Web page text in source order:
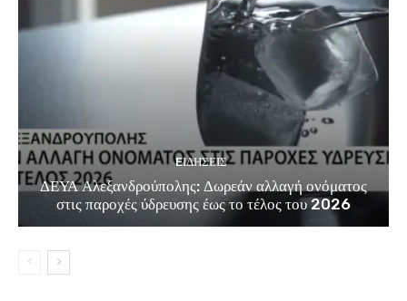
EΙΔΗΣΕΙΣ
ΔΕΥΑ Αλεξανδρούπολης: Δωρεάν αλλαγή ονόματος
στις παροχές ύδρευσης έως το τέλος του 2026